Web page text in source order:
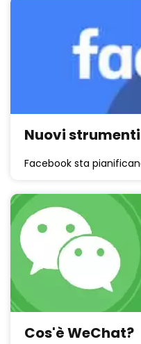
Nuovi
Facebook sta
Cos'è WeChat?